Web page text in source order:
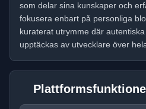
som delar sina kunskaper och
fokusera enbart på personliga
kuraterat utrymme där
upptäckas av utvecklare över